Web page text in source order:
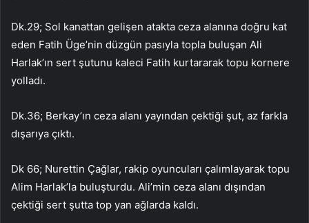
Dk.29; Sol kanattan gelişen atakta ceza alanına doğru kat
eden Fatih Üge’nin düzgün pasıyla topla buluşan Ali
Harlak’ın sert şutunu kaleci Fatih kurtararak topu kornere
yolladı.
Dk.36; Berkay’ın ceza alanı yayından çektiği şut, az farkla
dışarıya çıktı.
Dk 66; Nurettin Çağlar, rakip oyuncuları çalımlayarak topu
Alim Harlak’la buluşturdu. Ali’min ceza alanı dışından
çektiği sert şutta top yan ağlarda kaldı.